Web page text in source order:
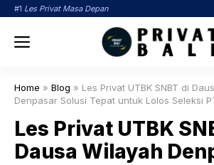
Langsung
#1 Les Privat Masa Depan
Menu
Home » Blog » Les Privat UTBK SNBT di
Denpasar Solusi Tepat untuk Lolos Seleksi
Les Privat UTBK
Dausa Wilayah